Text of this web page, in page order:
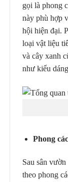
gọi là phong
này phù hợp
hội hiện đại.
loại vật liệu
và cây xanh
như kiểu
Phong
Sau sân
theo phong